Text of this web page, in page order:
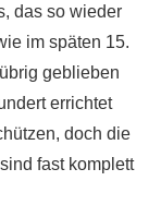
das so wieder
im späten 15.
geblieben
errichtet
doch die
fast komplett